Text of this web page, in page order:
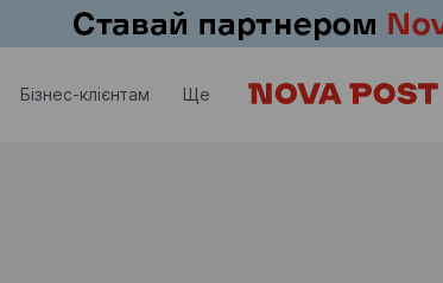
Бізнес-клієнтам Ще